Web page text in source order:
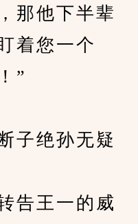
那他下半辈
着您一个
”
绝孙无疑
王一的威